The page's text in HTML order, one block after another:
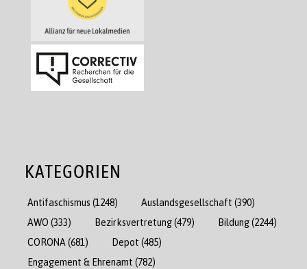
KATEGORIEN
Antifaschismus (1248) Auslandsgesellschaft (390)
AWO (333) Bezirksvertretung(479) Bildung(2244)
CORONA(681) Depot (485)
Engagement & Ehrenamt (782)